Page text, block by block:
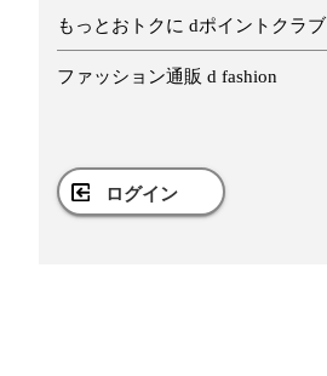
もっとおトクに dポイントクラブ
ファッション通販 d fashion
ログイン